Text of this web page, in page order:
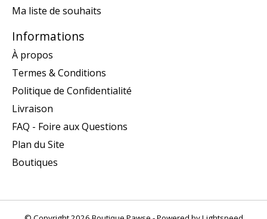
Ma liste de souhaits
Informations
À propos
Termes & Conditions
Politique de Confidentialité
Livraison
FAQ - Foire aux Questions
Plan du Site
Boutiques